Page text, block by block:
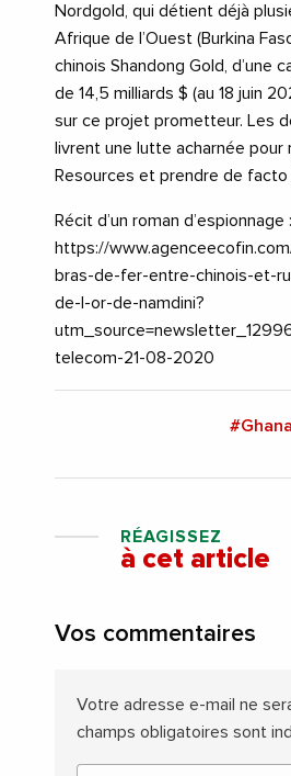
Nordgold, qui détient déjà
Afrique de l’Ouest (Burkina
chinois Shandong Gold, d’une
de 14,5 milliards $ (au 18 juin
sur ce projet prometteur. Les
livrent une lutte acharnée pour
Resources et prendre de
Récit d’un roman d’espionnage :
https://
bras-de-fer-entre-chinois-et-
de-l-or-de-namdini?
telecom-21-08-2020
#Ghana
RÉAGISSEZ
à cet article
Vos commentaires
Votre adresse e-mail ne
champs obligatoires sont